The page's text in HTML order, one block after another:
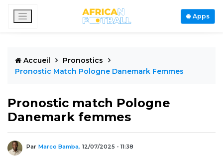
Apps
Accueil
Pronostics
Pronostic Match Pologne Danemark Femmes
Pronostic match Pologne
Danemark femmes
Par Marco Bamba, 12/07/2025 - 11:38